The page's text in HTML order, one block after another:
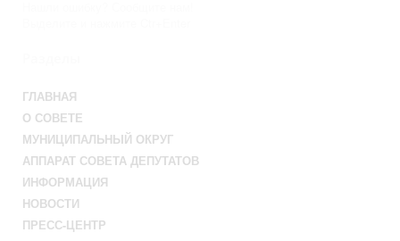
ГЛАВНАЯ
О СОВЕТЕ
МУНИЦИПАЛЬНЫЙ ОКРУГ
АППАРАТ СОВЕТА ДЕПУТАТОВ
ИНФОРМАЦИЯ
НОВОСТИ
ПРЕСС-ЦЕНТР